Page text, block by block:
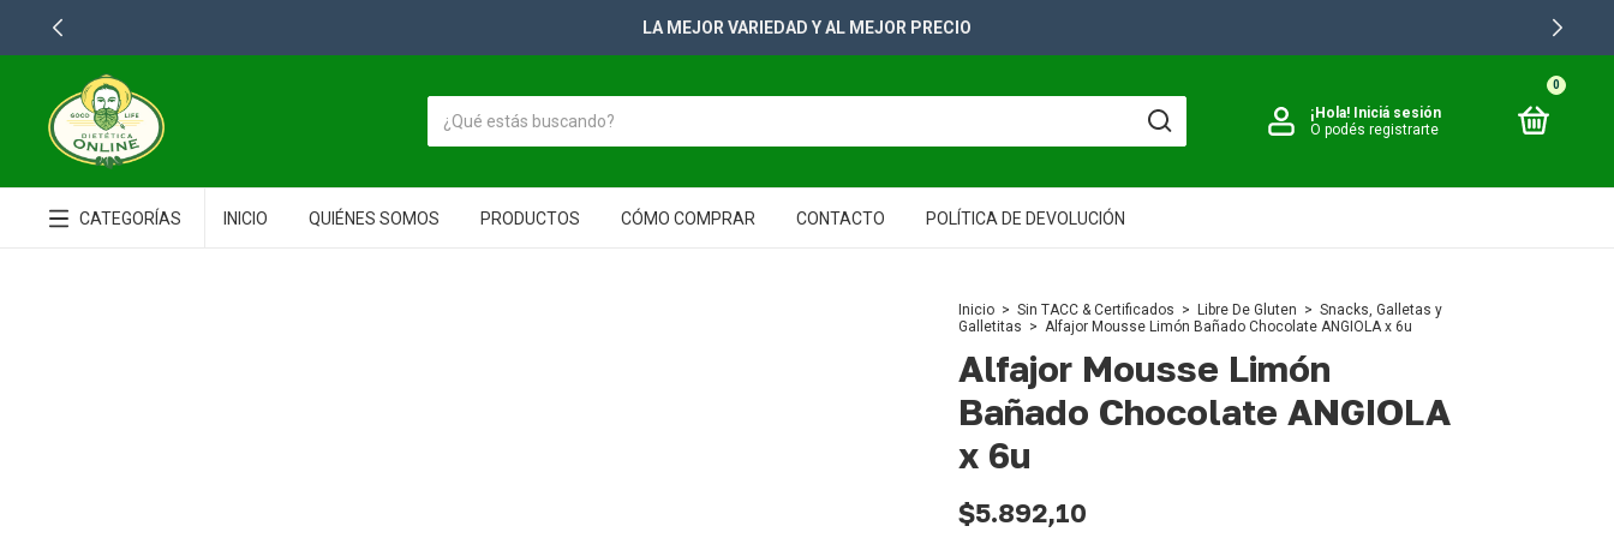
Y AL MEJOR PRECIO +2500
¡Hola! Iniciá sesión
O podés registrarte
0
CATEGORÍAS INICIO QUIÉNES SOMOS PRODUCTOS CÓMO COMPRAR CONTACTO POLÍTICA DE DEVOLUCIÓN
Inicio > Sin TACC & Certificados > Libre De Gluten > Snacks, Galletas y
Galletitas > Alfajor Mousse Limón Bañado Chocolate ANGIOLA x 6u
Alfajor Mousse Limón
Bañado Chocolate ANGIOLA
x 6u
$5.892,10